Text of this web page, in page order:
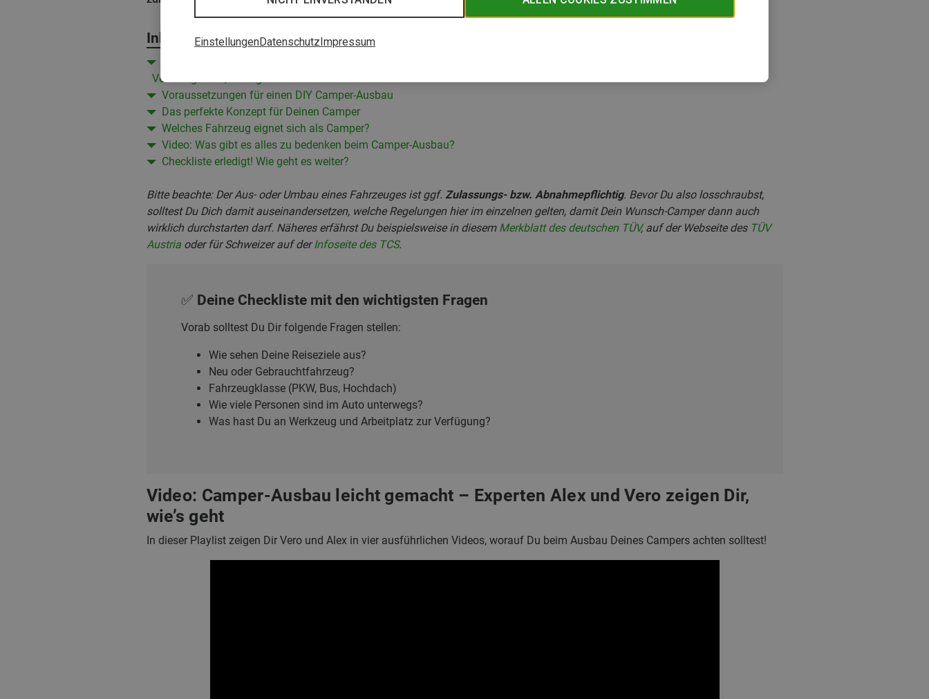
EinstellungenDatenschutzImpressum
Inhalt
Vero zeigen Dir, wie's geht
Voraussetzungen für einen DIY Camper-Ausbau
Das perfekte Konzept für Deinen Camper
Welches Fahrzeug eignet sich als Camper?
Video: Was gibt es alles zu bedenken beim Camper-Ausbau?
Checkliste erledigt! Wie geht es weiter?
Bitte beachte: Der Aus- oder Umbau eines Fahrzeuges ist ggf. Zulassungs- bzw. Abnahmepflichtig. Bevor Du also losschraubst,
solltest Du Dich damit auseinandersetzen, welche Regelungen hier im einzelnen gelten, damit Dein Wunsch-Camper dann auch
wirklich durchstarten darf. Näheres erfährst Du beispielsweise in diesem Merkblatt des deutschen TÜV, auf der Webseite des TÜV
Austriaoder für Schweizer auf derInfoseite des TCS.
✅ Deine Checkliste mit den wichtigsten Fragen
Vorab solltest Du Dir folgende Fragen stellen:
Wie sehen Deine Reiseziele aus?
Neu oder Gebrauchtfahrzeug?
Fahrzeugklasse (PKW, Bus, Hochdach)
Wie viele Personen sind im Auto unterwegs?
Was hast Du an Werkzeug und Arbeitplatz zur Verfügung?
Video: Camper-Ausbau leicht gemacht – Experten Alex und Vero zeigen Dir,
wie’s geht
In dieser Playlist zeigen Dir Vero und Alex in vier ausführlichen Videos, worauf Du beim Ausbau Deines Campers achten solltest!